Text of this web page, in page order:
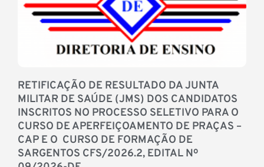
RETIFICAÇÃO DE RESULTADO DA JUNTA
MILITAR DE SAÚDE (JMS) DOS CANDIDATOS
INSCRITOS NO PROCESSO SELETIVO PARA O
CURSO DE APERFEIÇOAMENTO DE PRAÇAS –
CAP E O CURSO DE FORMAÇÃO DE
SARGENTOS CFS/2026.2, EDITAL Nº